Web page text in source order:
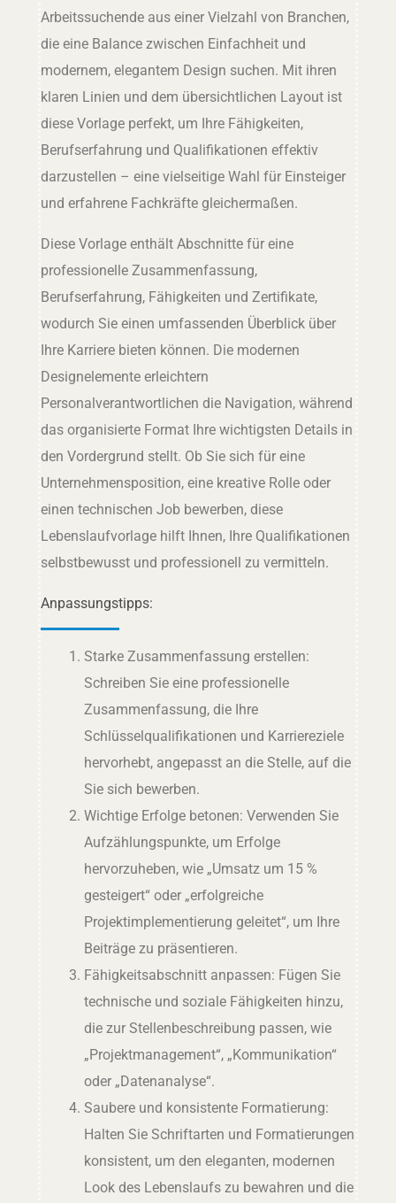
Arbeitssuchende aus einer Vielzahl von Branchen,
die eine Balance zwischen Einfachheit und
modernem, elegantem Design suchen. Mit ihren
klaren Linien und dem übersichtlichen Layout ist
diese Vorlage perfekt, um Ihre Fähigkeiten,
Berufserfahrung und Qualifikationen effektiv
darzustellen – eine vielseitige Wahl für Einsteiger
und erfahrene Fachkräfte gleichermaßen.
Diese Vorlage enthält Abschnitte für eine
professionelle Zusammenfassung,
Berufserfahrung, Fähigkeiten und Zertifikate,
wodurch Sie einen umfassenden Überblick über
Ihre Karriere bieten können. Die modernen
Designelemente erleichtern
Personalverantwortlichen die Navigation, während
das organisierte Format Ihre wichtigsten Details in
den Vordergrund stellt. Ob Sie sich für eine
Unternehmensposition, eine kreative Rolle oder
einen technischen Job bewerben, diese
Lebenslaufvorlage hilft Ihnen, Ihre Qualifikationen
selbstbewusst und professionell zu vermitteln.
Anpassungstipps:
Starke Zusammenfassung erstellen:
Schreiben Sie eine professionelle
Zusammenfassung, die Ihre
Schlüsselqualifikationen und Karriereziele
hervorhebt, angepasst an die Stelle, auf die
Sie sich bewerben.
Wichtige Erfolge betonen: Verwenden Sie
Aufzählungspunkte, um Erfolge
hervorzuheben, wie „Umsatz um 15 %
gesteigert“ oder „erfolgreiche
Projektimplementierung geleitet“, um Ihre
Beiträge zu präsentieren.
Fähigkeitsabschnitt anpassen: Fügen Sie
technische und soziale Fähigkeiten hinzu,
die zur Stellenbeschreibung passen, wie
„Projektmanagement“, „Kommunikation“
oder „Datenanalyse“.
Saubere und konsistente Formatierung:
Halten Sie Schriftarten und Formatierungen
konsistent, um den eleganten, modernen
Look des Lebenslaufs zu bewahren und die